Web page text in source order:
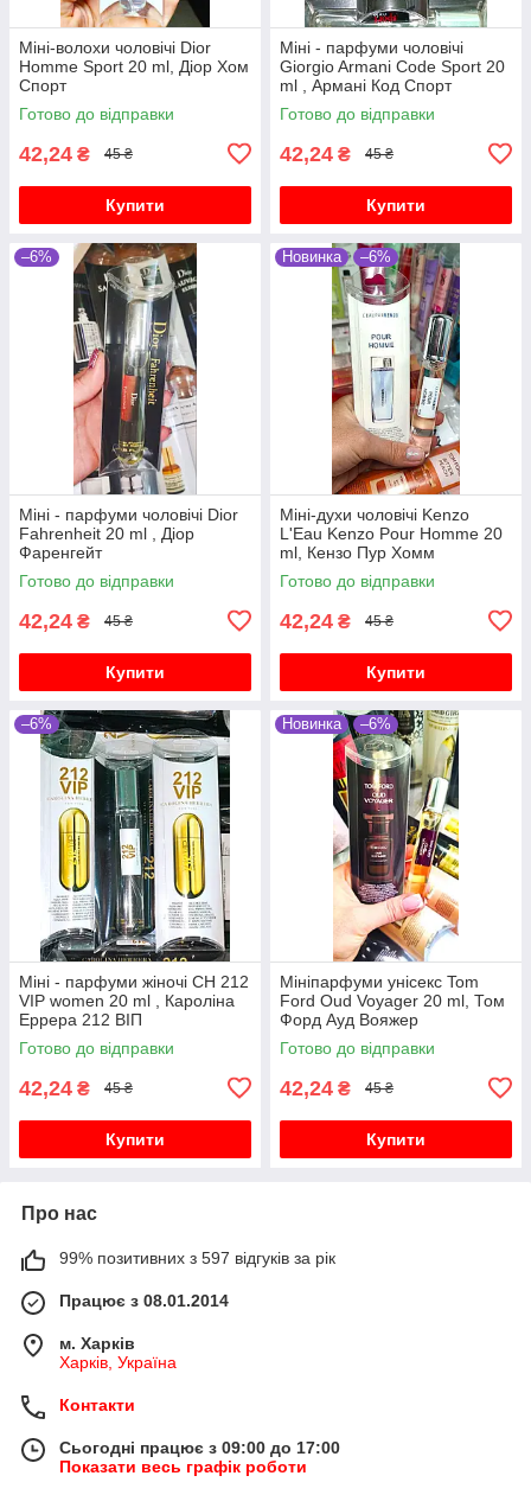
Міні-волохи чоловічі Dior
Homme Sport 20 ml, Діор Хом
Спорт
Готово до відправки
42,24 ₴ 45 ₴
Купити
Міні - парфуми чоловічі
Giorgio Armani Code Sport 20
ml , Армані Код Спорт
Готово до відправки
42,24 ₴ 45 ₴
Купити
–6%
Міні - парфуми чоловічі Dior
Fahrenheit 20 ml , Діор
Фаренгейт
Готово до відправки
42,24 ₴ 45 ₴
Купити
Новинка –6%
Міні-духи чоловічі Kenzo
L'Eau Kenzo Pour Homme 20
ml, Кензо Пур Хомм
Готово до відправки
42,24 ₴ 45 ₴
Купити
–6%
Міні - парфуми жіночі CH 212
VIP women 20 ml , Кароліна
Еррера 212 ВІП
Готово до відправки
42,24 ₴ 45 ₴
Купити
Новинка –6%
Мініпарфуми унісекс Tom
Ford Oud Voyager 20 ml, Том
Форд Ауд Вояжер
Готово до відправки
42,24 ₴ 45 ₴
Купити
Про нас
99% позитивних з 597 відгуків за рік
Працює з 08.01.2014
м. Харків
Харків, Україна
Контакти
Сьогодні працює з 09:00 до 17:00
Показати весь графік роботи